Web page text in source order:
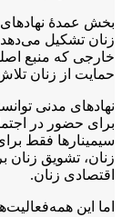
بخش عمدۀ
زنان تشکیل
خارجی که منبع
حمایت از زنان
نهادهای مدنی
برای حضور در
سیمینارها فقط
زنان، تشویق زنان
اقتصادی زنان.
اما این